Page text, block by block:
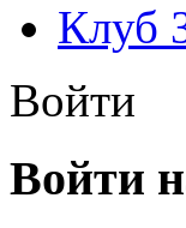
Клуб
Войти
Войти